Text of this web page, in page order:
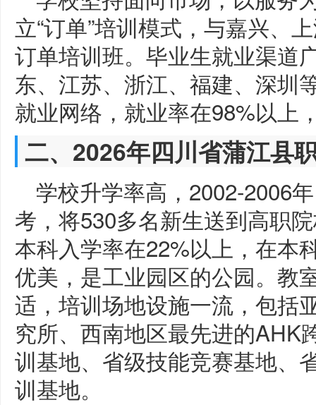
立“订单”培训模式，与嘉兴、
订单培训班。毕业生就业渠道
东、江苏、浙江、福建、深圳
就业网络，就业率在98%以上
二、2026年四川省蒲江县
学校升学率高，2002-2006
考，将530多名新生送到高职
本科入学率在22%以上，在本
优美，是工业园区的公园。教
适，培训场地设施一流，包括
究所、西南地区最先进的AHK
训基地、省级技能竞赛基地、
训基地。